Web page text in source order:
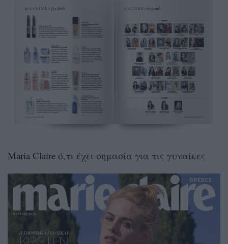
Maria Claire ό,τι έχει σημασία για τις γυναίκες